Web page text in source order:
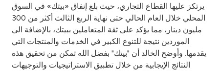
After Sales Services
Contact us
يرتكز عليها القطاع التجاري، حيث بلغ إنفاق «بيتك» في السوق
المحلي خلال العام الحالي حتى نهاية الربع الثالث أكثر من 300
مليون دينار، مما يؤكد على ثقة المتعاملين ببيتك، بالإضافة الى
الموردين نتيجة للتنوع الكبير في الخدمات والمنتجات التي
يقدمها. وأوضح الخالد أن "بيتك" بفضل الله تمكن من تحقيق هذه
النتائج الإيجابية من خلال تطبيق الاستراتيجيات والتوجيهات